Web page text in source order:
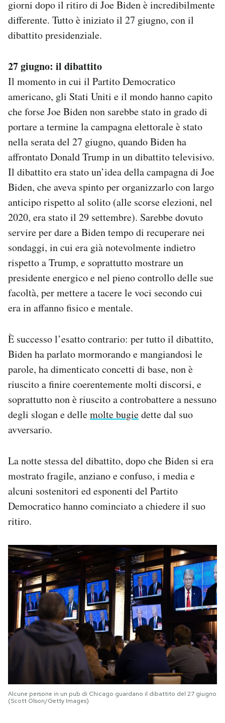
giorni dopo il ritiro di Joe Biden è incredibilmente
differente. Tutto è iniziato il 27 giugno, con il
dibattito presidenziale.
27 giugno: il dibattito
Il momento in cui il Partito Democratico
americano, gli Stati Uniti e il mondo hanno capito
che forse Joe Biden non sarebbe stato in grado di
portare a termine la campagna elettorale è stato
nella serata del 27 giugno, quando Biden ha
affrontato Donald Trump in un dibattito televisivo.
Il dibattito era stato un’idea della campagna di Joe
Biden, che aveva spinto per organizzarlo con largo
anticipo rispetto al solito (alle scorse elezioni, nel
2020, era stato il 29 settembre). Sarebbe dovuto
servire per dare a Biden tempo di recuperare nei
sondaggi, in cui era già notevolmente indietro
rispetto a Trump, e soprattutto mostrare un
presidente energico e nel pieno controllo delle sue
facoltà, per mettere a tacere le voci secondo cui
era in affanno fisico e mentale.
È successo l’esatto contrario: per tutto il dibattito,
Biden ha parlato mormorando e mangiandosi le
parole, ha dimenticato concetti di base, non è
riuscito a finire coerentemente molti discorsi, e
soprattutto non è riuscito a controbattere a nessuno
degli slogan e dellemolte bugiedette dal suo
avversario.
La notte stessa del dibattito, dopo che Biden si era
mostrato fragile, anziano e confuso, i media e
alcuni sostenitori ed esponenti del Partito
Democratico hanno cominciato a chiedere il suo
ritiro.
Alcune persone in un pub di Chicago guardano il dibattito del 27 giugno
(Scott Olson/Getty Images)